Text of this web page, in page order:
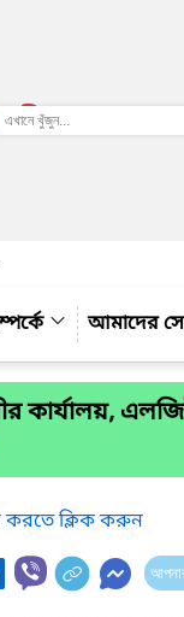
তথ্য বাতায়ন
আমাদের
কার্যালয়,
করতে ক্লিক করুন